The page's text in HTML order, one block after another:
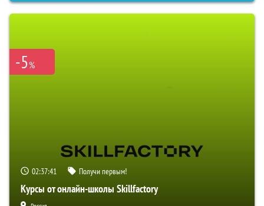
-5%
02:37:40 Получи первым!
Курсы от онлайн-школы Skillfactory